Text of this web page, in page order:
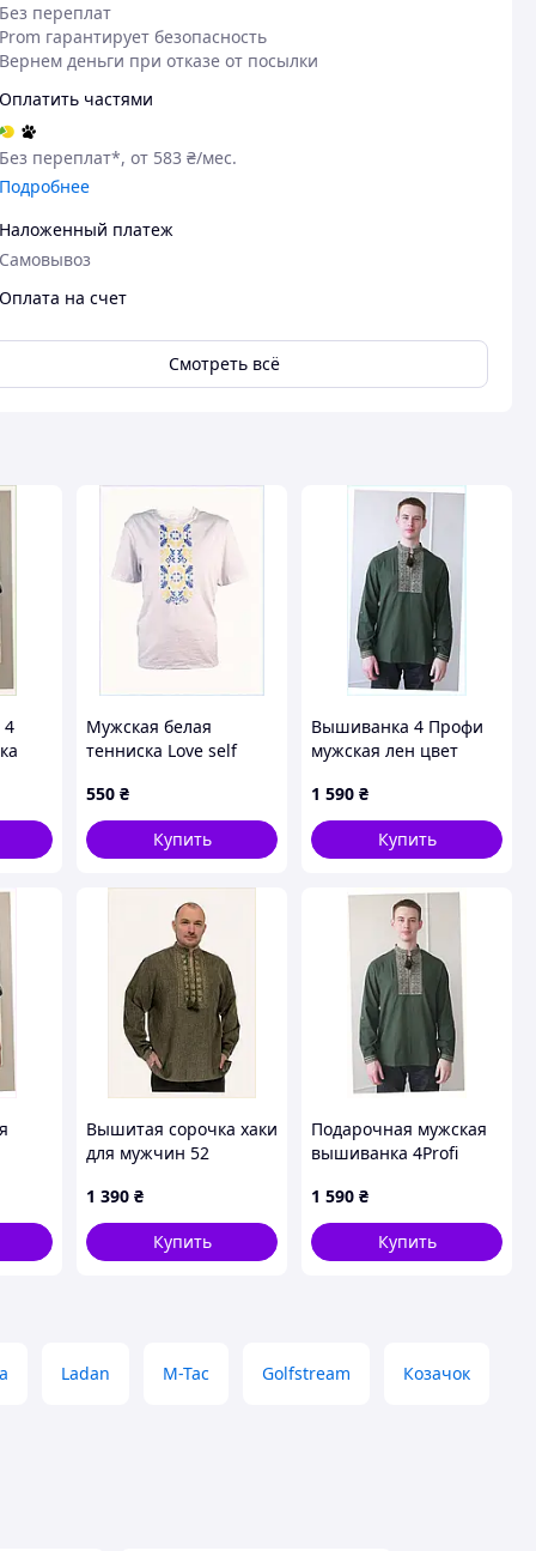
Без переплат
Prom гарантирует безопасность
Вернем деньги при отказе от посылки
Оплатить частями
Без переплат*, от 583 ₴/мес.
Подробнее
Наложенный платеж
Самовывоз
Оплата на счет
Смотреть всё
4
Мужская белая
тенниска Love self
8MP6622A38
550 ₴
Купить
Вышиванка 4 Профи
мужская лен цвет
1 590 ₴
Купить
Вышитая сорочка хаки
для мужчин 52
B8M61C3906
1 390 ₴
Купить
Подарочная мужская
вышиванка 4Profi
XM86139K15
1 590 ₴
Купить
Ladan M-Tac Golfstream Козачок